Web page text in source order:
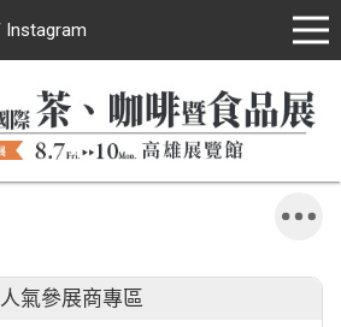
Instagram
人氣參展商專區